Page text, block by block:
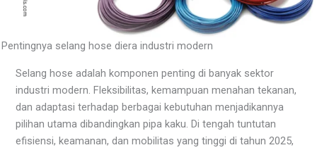
Pentingnya selang hose diera industri modern
Selang hose adalah komponen penting di banyak sektor
industri modern. Fleksibilitas, kemampuan menahan tekanan,
dan adaptasi terhadap berbagai kebutuhan menjadikannya
pilihan utama dibandingkan pipa kaku. Di tengah tuntutan
efisiensi, keamanan, dan mobilitas yang tinggi di tahun 2025,